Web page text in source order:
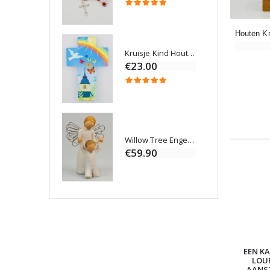
Kruisje Kind Hout Kerk Vlinders en Regenboog 15 cm
€23.00
Willow Tree Engel - Guardian Angel (Beschermengel) - 14 cm
€59.90
EEN